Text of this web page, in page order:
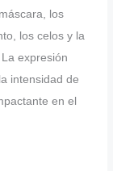
los
los celos y la
expresión
intensidad de
en el